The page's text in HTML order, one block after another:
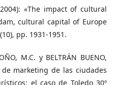
«The impact of cultural
cultural capital of Europe
pp. 1931-1951.
M.C. y BELTRÁN BUENO,
de marketing de las ciudades
el caso de Toledo 30º